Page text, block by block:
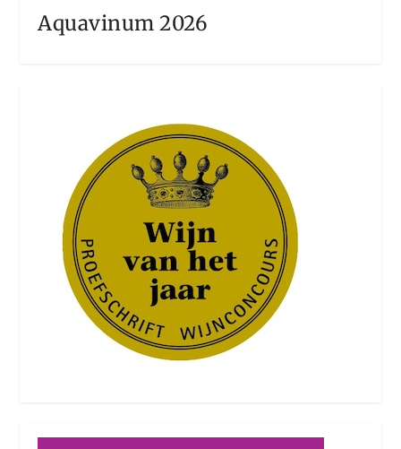
Aquavinum 2026